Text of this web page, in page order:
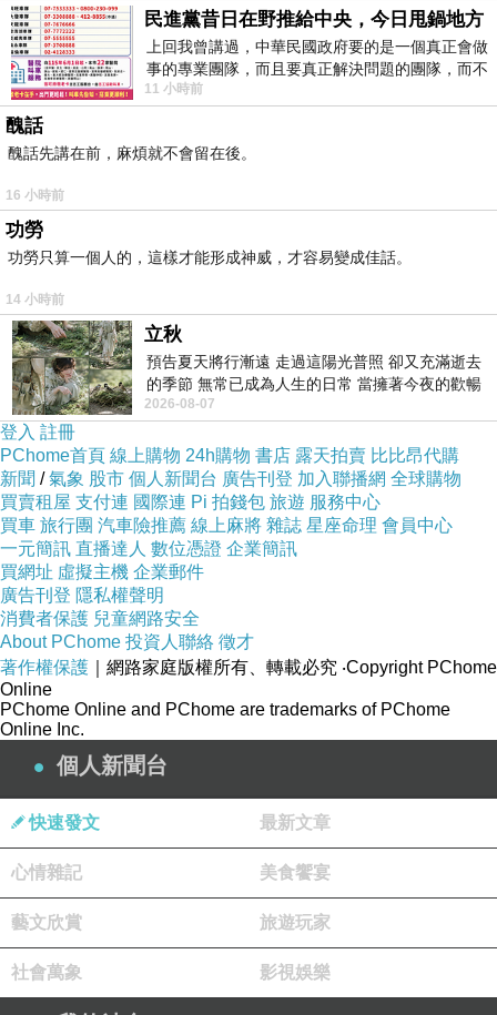
婷婷，婀娜多姿十分好看。她是威尼斯某商專畢
業，可是對於生意興味索然。她協助大哥馬克尼
斯打點前後，偶而也會參與商談。儘管她對生意
沒有興趣，但在談判桌上一點也不馬虎。馬克尼
斯神經大條，有這位刁鑽妹妹之佐理，誰也無法
佔到他的便宜。
我與露薏絲交鋒過多回，要不是老郎深精談
判，早就慘敗在她手下。我深知她的實力，有時
候為了生意，我會裝聾作啞故意讓她超越紅線。
她在得意洋洋之時，我卻手握訂單內心暗爽！是
日她帶我繞逛水都之美，坐入水都之槓多拉船
上，邊聽船歌邊聽她的風景介紹，十足是趟賞心
悅目之旅。其實，遠在此次遊河之前，我與另位
商友之女凱薩琳也曾一起搭船遊過水都。
二女之長相漂亮之外，無論在個性上或潭派
桌上之氣勢截然不同。而上次之遊和恰好遇上面
具嘉年華之前夕，因此，對於水都留下深刻的印
象。這回與路懿絲同遊，見過聽過一些不同的的
故事，因此在我心中，對這舉世聞名的水都，又
留下了另面的印象。我們船行不久，在我眼前出
現一座橫跨兩岸之白灰色小橋。露薏絲眼色精明
腦筋靈光，一見到白灰色小橋便迅速的將它帶入
話題之內。
她說：「那條白灰色小橋被稱做『嘆息橋』
（The Lament Bridge），它又被稱之為『傷心
橋』。」我覺得好奇遂追問道：「為啥麼會有這
民進黨昔日在野推給中央，今日甩鍋地方
上回我曾講過，中華民國政府要的是一個真正會做
事的專業團隊，而且要真正解決問題的團隊，而不
是只會到處甩鍋的雙標團隊，最近民進黨
11 小時前
醜話
醜話先講在前，麻煩就不會留在後。
16 小時前
功勞
功勞只算一個人的，這樣才能形成神威，才容易變成佳話。
14 小時前
立秋
預告夏天將行漸遠 走過這陽光普照 卻又充滿逝去
的季節 無常已成為人生的日常 當擁著今夜的歡暢
舒心 轉眼驟成昨日 而明晨 太陽
2026-08-07
登入 註冊
PChome首頁 線上購物 24h購物 書店 露天拍賣 比比昂代購
新聞 /氣象 股市 個人新聞台 廣告刊登 加入聯播網 全球購物
買賣租屋 支付連 國際連 Pi 拍錢包 旅遊 服務中心
買車 旅行團 汽車險推薦 線上麻將 雜誌 星座命理 會員中心
一元簡訊 直播達人 數位憑證 企業簡訊
買網址 虛擬主機 企業郵件
廣告刊登 隱私權聲明
消費者保護 兒童網路安全
About PChome 投資人聯絡 徵才
著作權保護 ｜網路家庭版權所有、轉載必究 ‧Copyright PChome
Online
PChome Online and PChome are trademarks of PChome
Online Inc.
個人新聞台
快速發文 最新文章
心情雜記 美食饗宴
藝文欣賞 旅遊玩家
社會萬象 影視娛樂